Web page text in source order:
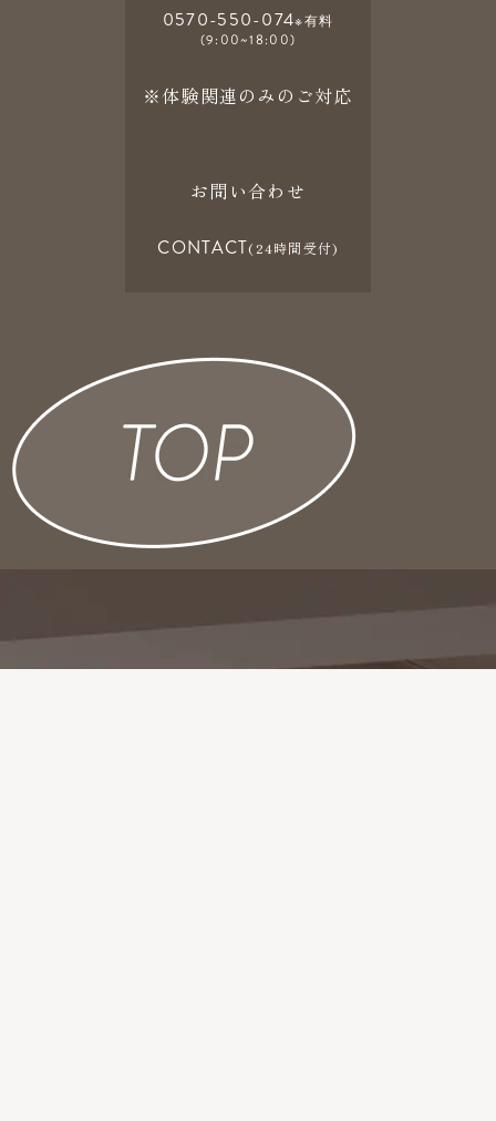
0570-550-074※有料
(9:00~18:00)
※体験関連のみのご対応
お問い合わせ
CONTACT(24時間受付)